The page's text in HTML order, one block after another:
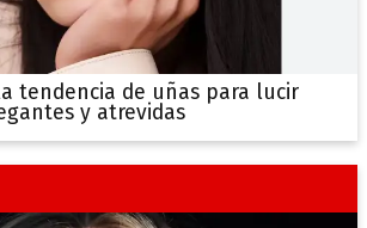
tendencia de uñas para lucir
y atrevidas